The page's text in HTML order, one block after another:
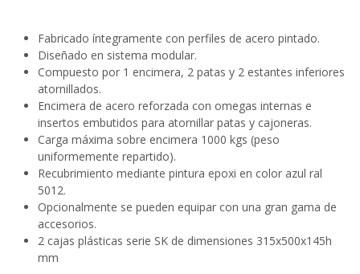
Fabricado íntegramente con perfiles de acero pintado.
Diseñado en sistema modular.
Compuesto por 1 encimera, 2 patas y 2 estantes inferiores
atornillados.
Encimera de acero reforzada con omegas internas e
insertos embutidos para atornillar patas y cajoneras.
Carga máxima sobre encimera 1000 kgs (peso
uniformemente repartido).
Recubrimiento mediante pintura epoxi en color azul ral
5012.
Opcionalmente se pueden equipar con una gran gama de
accesorios.
2 cajas plásticas serie SK de dimensiones 315x500x145h
mm